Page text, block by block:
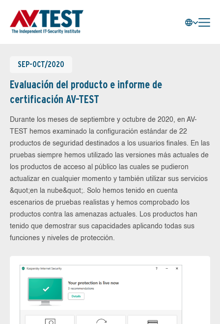
SEP-OCT/2020
Evaluación del producto e informe de
certificación AV-TEST
Durante los meses de septiembre y octubre de 2020, en AV-
TEST hemos examinado la configuración estándar de 22
productos de seguridad destinados a los usuarios finales. En las
pruebas siempre hemos utilizado las versiones más actuales de
los productos de acceso al público las cuales se pudieron
actualizar en cualquier momento y también utilizar sus servicios
&quot;en la nube&quot;. Solo hemos tenido en cuenta
escenarios de pruebas realistas y hemos comprobado los
productos contra las amenazas actuales. Los productos han
tenido que demostrar sus capacidades aplicando todas sus
funciones y niveles de protección.